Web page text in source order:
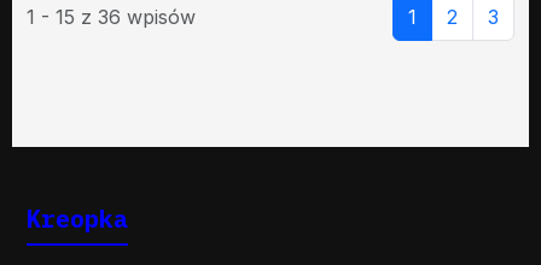
1 - 15 z 36 wpisów 1 2 3
Kreopka